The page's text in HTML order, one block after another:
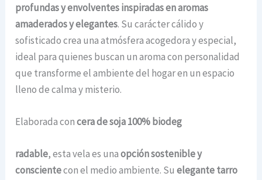
profundas y envolventes inspiradas en aromas
amaderados y elegantes. Su carácter cálido y
sofisticado crea una atmósfera acogedora y especial,
ideal para quienes buscan un aroma con personalidad
que transforme el ambiente del hogar en un espacio
lleno de calma y misterio.
Elaborada concera de soja 100% biodeg
radable, esta vela es unaopción sostenible y
conscientecon el medio ambiente. Suelegante tarro